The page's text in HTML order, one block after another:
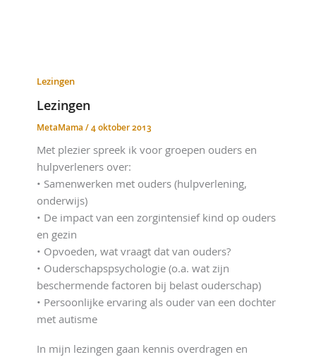
Lezingen
Lezingen
MetaMama/4 oktober 2013
Met plezier spreek ik voor groepen ouders en
hulpverleners over:
• Samenwerken met ouders (hulpverlening,
onderwijs)
• De impact van een zorgintensief kind op ouders
en gezin
• Opvoeden, wat vraagt dat van ouders?
• Ouderschapspsychologie (o.a. wat zijn
beschermende factoren bij belast ouderschap)
• Persoonlijke ervaring als ouder van een dochter
met autisme
In mijn lezingen gaan kennis overdragen en